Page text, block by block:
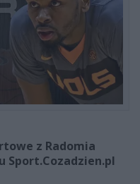
z Radomia
Sport.Cozadzien.pl